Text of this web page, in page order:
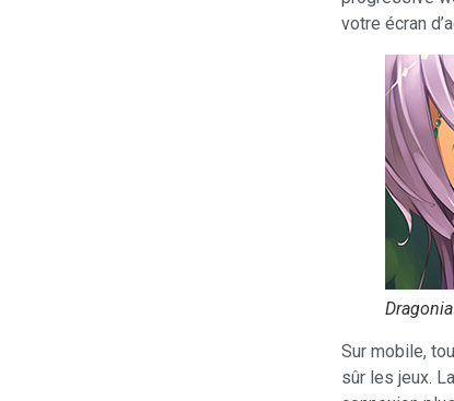
votre écran
Dragonia
Sur mobile,
sûr les jeux.